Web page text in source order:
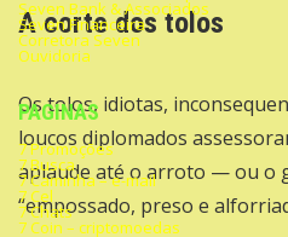
A corte dos tolos
Os tolos, idiotas,
loucos diplomados
aplaude até o arroto — ou o
“empossado, preso e
Seven Bank & Associados
Seven Financeira
Corretora Seven
Ouvidoria
PAGINAS
7 Promoções
7 Busca
7 Caminha – e-mail
7 Cel
7 Chats
7 Coin – criptomoedas